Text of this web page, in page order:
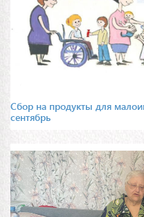
Сбор на продукты для
сентябрь